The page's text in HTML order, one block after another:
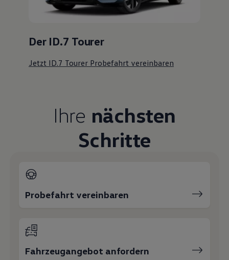
Der ID.7 Tourer
Jetzt ID.7 Tourer Probefahrt vereinbaren
Ihre nächsten
Schritte
Probefahrt vereinbaren
Fahrzeugangebot anfordern